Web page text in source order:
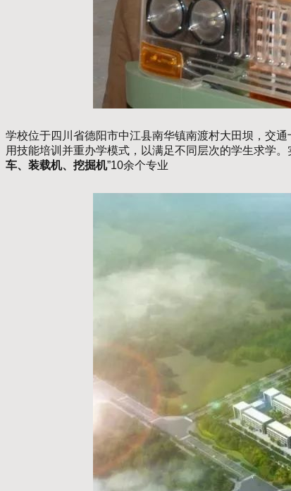
学校位于四川省德阳市中江县南华镇南渡村大田坝，交
用技能培训并重办学模式，以满足不同层次的学生求学。
车、装载机、挖掘机”10余个专业